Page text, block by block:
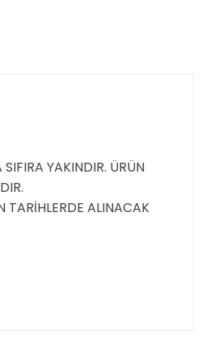
YAKINDIR. ÜRÜN
TARİHLERDE ALINACAK